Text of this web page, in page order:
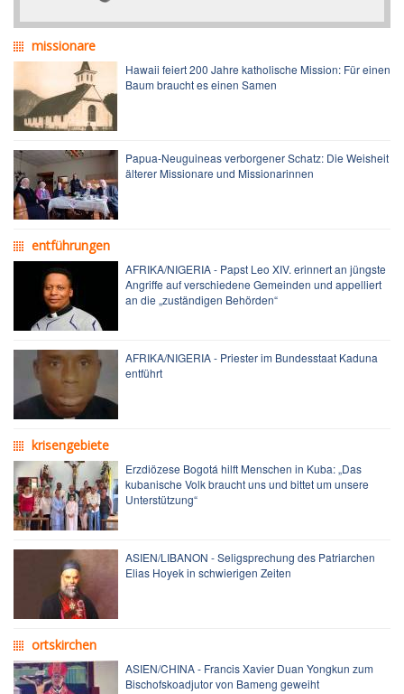
missionare
Hawaii feiert 200 Jahre katholische Mission: Für einen
Baum braucht es einen Samen
Papua-Neuguineas verborgener Schatz: Die Weisheit
älterer Missionare und Missionarinnen
entführungen
AFRIKA/NIGERIA - Papst Leo XIV. erinnert an jüngste
Angriffe auf verschiedene Gemeinden und appelliert
an die „zuständigen Behörden“
AFRIKA/NIGERIA - Priester im Bundesstaat Kaduna
entführt
krisengebiete
Erzdiözese Bogotá hilft Menschen in Kuba: „Das
kubanische Volk braucht uns und bittet um unsere
Unterstützung“
ASIEN/LIBANON - Seligsprechung des Patriarchen
Elias Hoyek in schwierigen Zeiten
ortskirchen
ASIEN/CHINA - Francis Xavier Duan Yongkun zum
Bischofskoadjutor von Bameng geweiht